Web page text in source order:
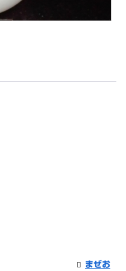
まぜお